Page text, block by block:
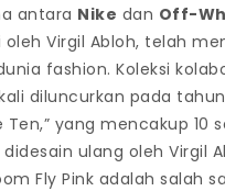
antara Nike dan Off-
oleh Virgil Abloh, telah
fashion. Koleksi
diluncurkan pada
Ten,” yang mencakup 10
didesain ulang oleh Virgil
Fly Pink adalah salah